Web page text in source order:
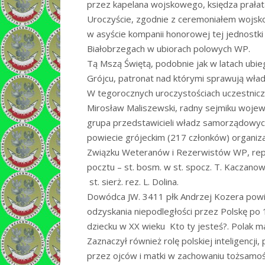
przez kapelana wojskowego, księdza
Uroczyście, zgodnie z ceremoniałem
w asyście kompanii honorowej tej
Białobrzegach w ubiorach polowych WP.
Tą Mszą Świętą, podobnie jak w latach
Grójcu, patronat nad którymi sprawują
W tegorocznych uroczystościach
Mirosław Maliszewski, radny sejmiku
grupa przedstawicieli władz
powiecie grójeckim (217 członków)
Związku Weteranów i Rezerwistów WP,
pocztu – st. bosm. w st. spocz. T.
 st. sierż. rez. L. Dolina.
Dowódca JW. 3411 płk Andrzej Kozera
odzyskania niepodległości przez Polskę
dziecku w XX wieku  Kto ty jesteś?. Polak
Zaznaczył również rolę polskiej
przez ojców i matki w zachowaniu